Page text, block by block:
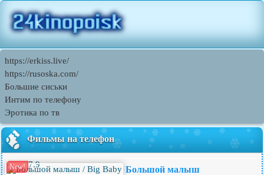
https://erkiss.live/
https://rusoska.com/
Большие сиськи
Интим по телефону
Эротика по тв
Фильмы на телефон
New! 7.9 Большой малыш